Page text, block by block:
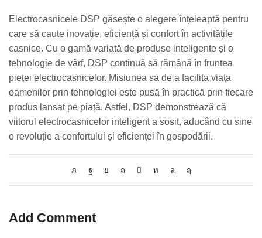
Electrocasnicele DSP găsește o alegere înțeleaptă pentru
care să caute inovație, eficiență și confort în activitățile
casnice. Cu o gamă variată de produse inteligente și o
tehnologie de vârf, DSP continuă să rămână în fruntea
pieței electrocasnicelor. Misiunea sa de a facilita viața
oamenilor prin tehnologiei este pusă în practică prin fiecare
produs lansat pe piață. Astfel, DSP demonstrează că
viitorul electrocasnicelor inteligent a sosit, aducând cu sine
o revoluție a confortului și eficienței în gospodării.
Add Comment